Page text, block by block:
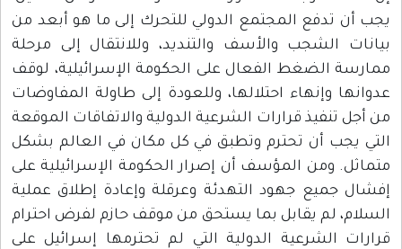
يجب أن تدفع المجتمع الدولي للتحرك إلى ما هو أبعد من
بيانات الشجب والأسف والتنديد، وللانتقال إلى مرحلة
ممارسة الضغط الفعال على الحكومة الإسرائيلية، لوقف
عدوانها وإنهاء احتلالها، وللعودة إلى طاولة المفاوضات
من أجل تنفيذ قرارات الشرعية الدولية والاتفاقات الموقعة
التي يجب أن تحترم وتطبق في كل مكان في العالم بشكل
متماثل. ومن المؤسف أن إصرار الحكومة الإسرائيلية على
إفشال جميع جهود التهدئة وعرقلة وإعادة إطلاق عملية
السلام، لم يقابل بما يستحق من موقف حازم لفرض احترام
قرارات الشرعية الدولية التي لم تحترمها إسرائيل على